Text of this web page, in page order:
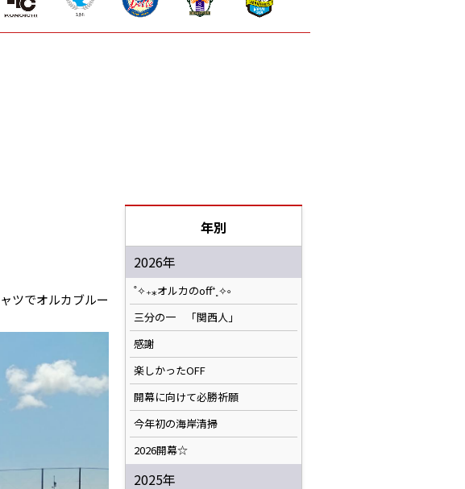
ツでオルカブルー
年別
2026年
˚✧₊⁎オルカのoff⁺˳✧༚
三分の一 「関西人」
感謝
楽しかったOFF
開幕に向けて必勝祈願
今年初の海岸清掃
2026開幕☆
2025年